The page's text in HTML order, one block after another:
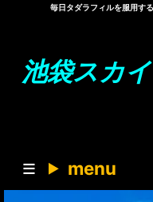
毎日タダラフィルを服用す
池袋スカ
menu